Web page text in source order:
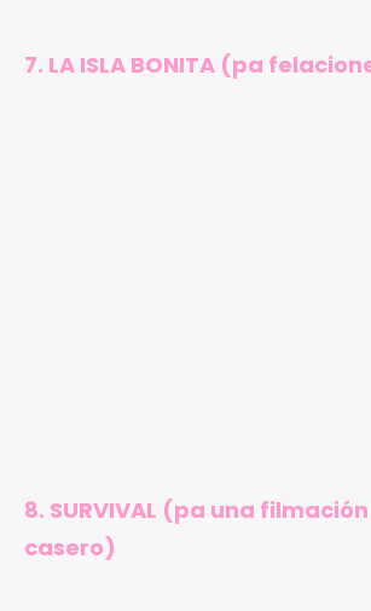
7. LA ISLA BONITA (pa
8. SURVIVAL (pa una
casero)